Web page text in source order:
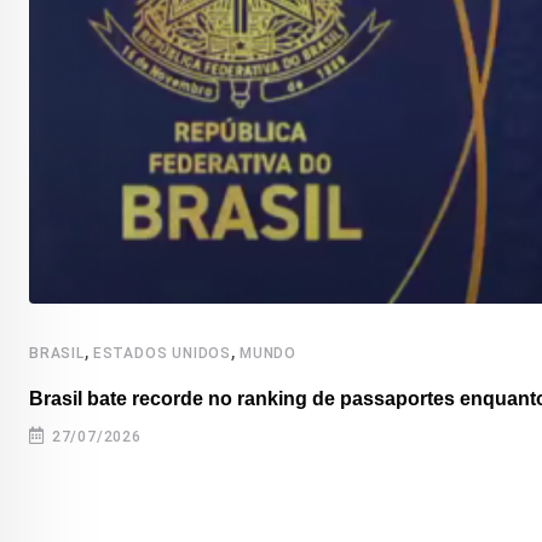
BRASIL, ESTADOS UNIDOS ,MUNDO
Brasil bate recorde no ranking de passaportes
27/07/2026